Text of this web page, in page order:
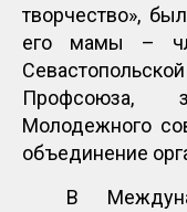
творчество»,
его мамы –
Профсоюза,
Молодежного
объединение
В